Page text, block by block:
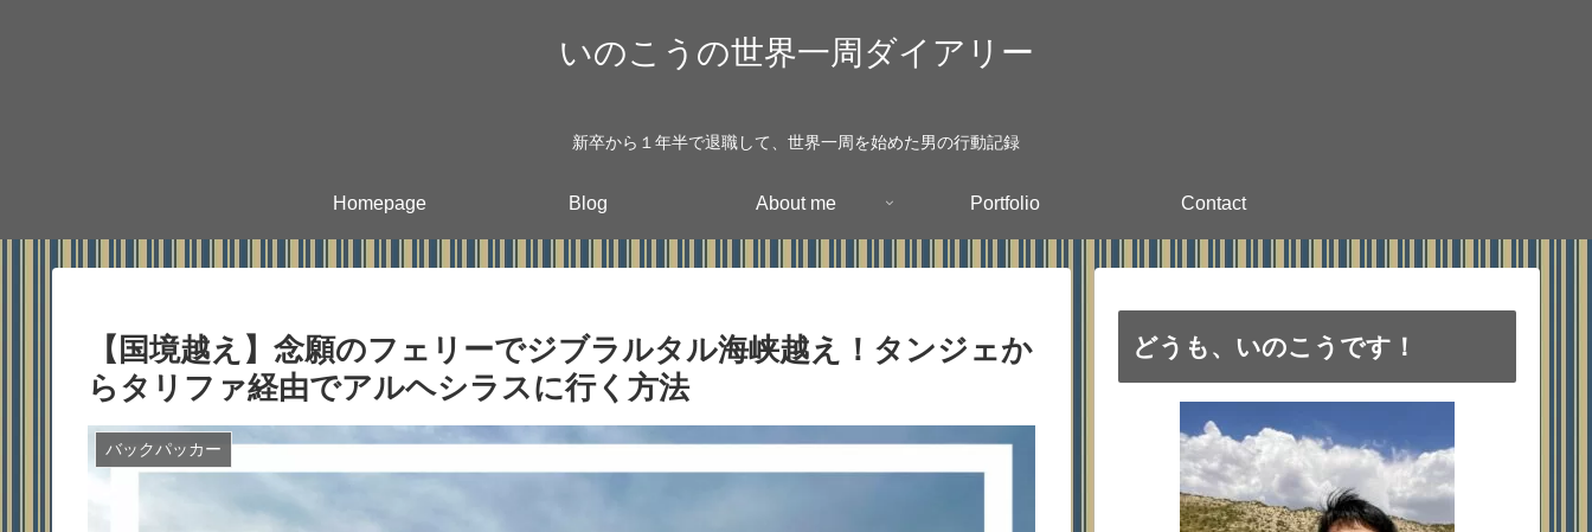
いのこうの世界一周ダイアリー
新卒から１年半で退職して、世界一周を始めた男の行動記録
Homepage Blog About me Portfolio Contact
【国境越え】念願のフェリーでジブラルタル海峡越え！タンジェか
らタリファ経由でアルヘシラスに行く方法
バックパッカー
どうも、いのこうです！